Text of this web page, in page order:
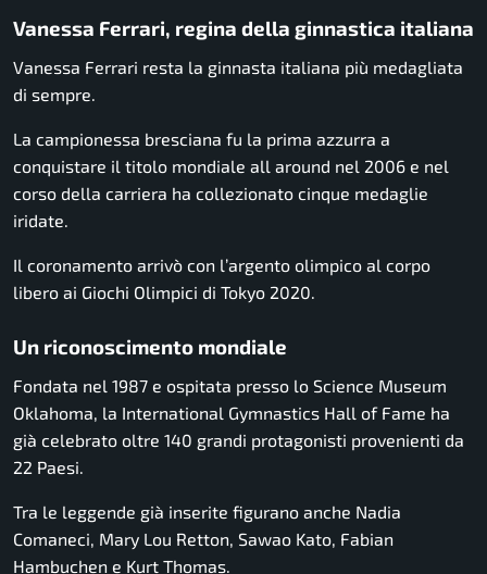
Vanessa Ferrari, regina della ginnastica italiana
Vanessa Ferrari resta la ginnasta italiana più medagliata
di sempre.
La campionessa bresciana fu la prima azzurra a
conquistare il titolo mondiale all around nel 2006 e nel
corso della carriera ha collezionato cinque medaglie
iridate.
Il coronamento arrivò con l’argento olimpico al corpo
libero ai Giochi Olimpici di Tokyo 2020.
Un riconoscimento mondiale
Fondata nel 1987 e ospitata presso lo Science Museum
Oklahoma, la International Gymnastics Hall of Fame ha
già celebrato oltre 140 grandi protagonisti provenienti da
22 Paesi.
Tra le leggende già inserite figurano anche Nadia
Comaneci , Mary Lou Retton, Sawao Kato, Fabian
Hambuchen e Kurt Thomas.